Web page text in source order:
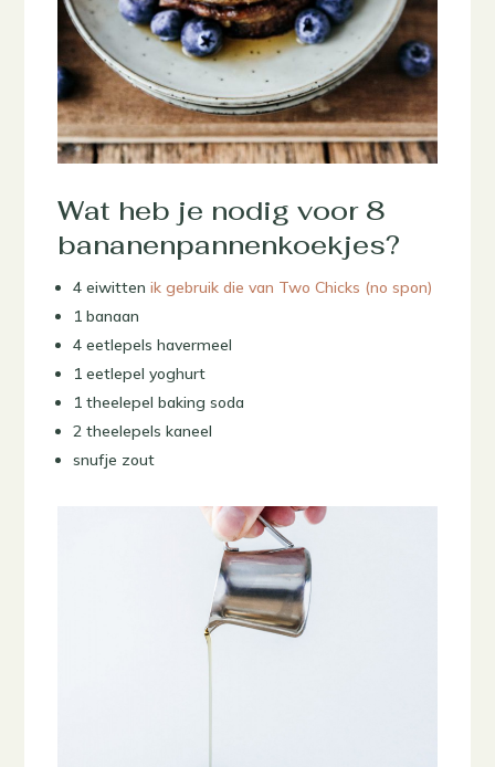
Wat heb je nodig voor 8
bananenpannenkoekjes?
4 eiwittenik gebruik die van Two Chicks (no spon)
1 banaan
4 eetlepels havermeel
1 eetlepel yoghurt
1 theelepel baking soda
2 theelepels kaneel
snufje zout